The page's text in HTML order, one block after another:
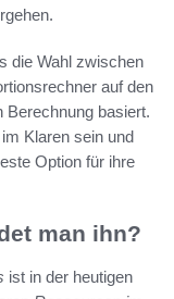
die Wahl zwischen
auf den
Berechnung basiert.
im Klaren sein und
Option für ihre
man ihn?
ist in der heutigen